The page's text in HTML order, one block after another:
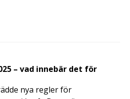
– vad innebär det för
nya regler för